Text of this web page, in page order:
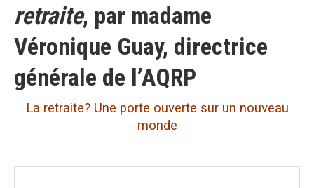
retraite, par madame
Véronique Guay, directrice
générale de l’AQRP
La retraite? Une porte ouverte sur un nouveau
monde